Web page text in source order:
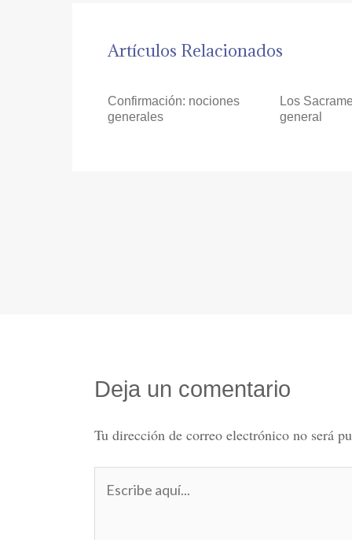
Artículos Relacionados
Confirmación: nociones
generales
Los
general
Deja un comentario
Tu dirección de correo electrónico no será
aquí...